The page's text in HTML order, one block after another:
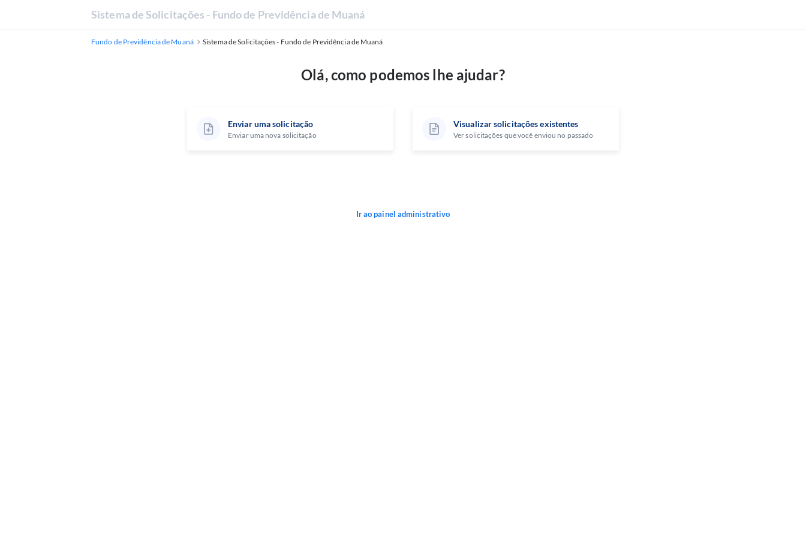
Sistema de Solicitações - Fundo de Previdência de Muaná
Fundo de Previdência de Muaná Sistema de Solicitações - Fundo de Previdência de Muaná
Olá, como podemos lhe ajudar?
Enviar uma solicitação
Enviar uma nova solicitação
Visualizar solicitações existentes
Ver solicitações que você enviou no passado
Ir ao painel administrativo